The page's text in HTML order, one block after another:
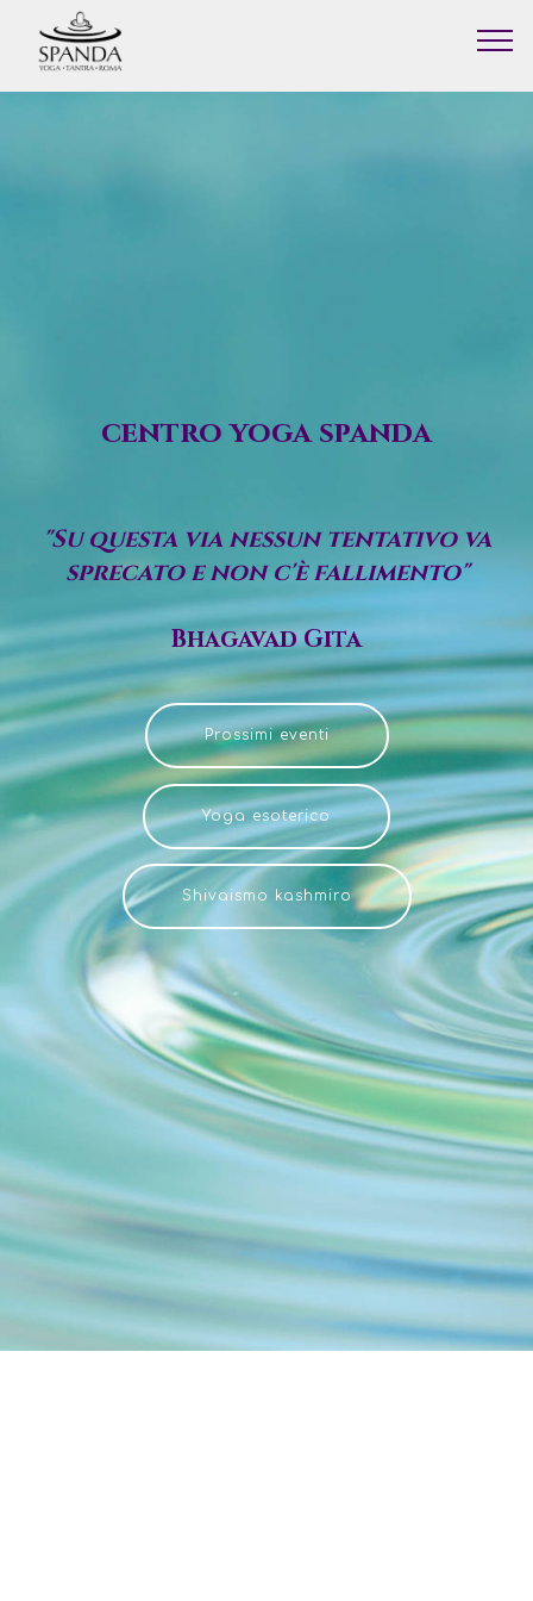
centro yoga spanda
"Su questa via nessun tentativo va
sprecato e non c'è fallimento"
Bhagavad Gita
Prossimi eventi
Yoga esoterico
Shivaismo kashmiro